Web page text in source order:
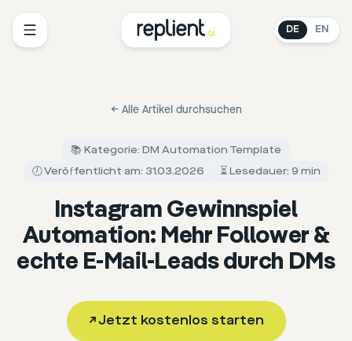
DE EN
← Alle Artikel durchsuchen
📚 Kategorie: DM Automation Template
🕖 Veröffentlicht am: 31.03.2026
⏳ Lesedauer: 9 min
Instagram Gewinnspiel
Automation: Mehr Follower &
echte E-Mail-Leads durch DMs
↗Jetzt kostenlos starten